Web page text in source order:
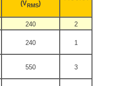
(VRMS)
240
2
240 1
550 3